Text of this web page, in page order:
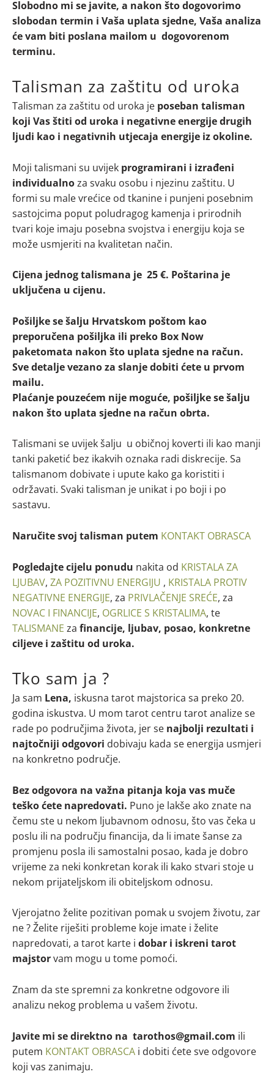
Slobodno mi se javite, a nakon što dogovorimo
slobodan termin i Vaša uplata sjedne, Vaša analiza
će vam biti poslana mailom u dogovorenom
terminu.
Talisman za zaštitu od uroka
Talisman za zaštitu od uroka je poseban talisman
koji Vas štiti od uroka i negativne energije drugih
ljudi kao i negativnih utjecaja energije iz okoline.
Moji talismani su uvijek programirani i izrađeni
individualnoza svaku osobu i njezinu zaštitu. U
formi su male vrećice od tkanine i punjeni posebnim
sastojcima poput poludragog kamenja i prirodnih
tvari koje imaju posebna svojstva i energiju koja se
može usmjeriti na kvalitetan način.
Cijena jednog talismana je 25 €. Poštarina je
uključena u cijenu.
Pošiljke se šalju Hrvatskom poštom kao
preporučena pošiljka ili preko Box Now
paketomata nakon što uplata sjedne na račun.
Sve detalje vezano za slanje dobiti ćete u prvom
mailu.
Plaćanje pouzećem nije moguće, pošiljke se šalju
nakon što uplata sjedne na račun obrta.
Talismani se uvijek šalju u običnoj koverti ili kao manji
tanki paketić bez ikakvih oznaka radi diskrecije. Sa
talismanom dobivate i upute kako ga koristiti i
održavati. Svaki talisman je unikat i po boji i po
sastavu.
Naručite svoj talisman putem KONTAKT OBRASCA
Pogledajte cijelu ponudu nakita od KRISTALA ZA
LJUBAV, ZA POZITIVNU ENERGIJU , KRISTALA PROTIV
NEGATIVNE ENERGIJE, za PRIVLAČENJE SREĆE, za
NOVAC I FINANCIJE, OGRLICE S KRISTALIMA, te
TALISMANE za financije, ljubav, posao, konkretne
ciljeve i zaštitu od uroka.
Tko sam ja ?
Ja sam Lena, iskusna tarot majstorica sa preko 20.
godina iskustva. U mom tarot centru tarot analize se
rade po područjima života, jer se najbolji rezultati i
najtočniji odgovori dobivaju kada se energija usmjeri
na konkretno područje.
Bez odgovora na važna pitanja koja vas muče
teško ćete napredovati. Puno je lakše ako znate na
čemu ste u nekom ljubavnom odnosu, što vas čeka u
poslu ili na području financija, da li imate šanse za
promjenu posla ili samostalni posao, kada je dobro
vrijeme za neki konkretan korak ili kako stvari stoje u
nekom prijateljskom ili obiteljskom odnosu.
Vjerojatno želite pozitivan pomak u svojem životu, zar
ne ? Želite riješiti probleme koje imate i želite
napredovati, a tarot karte i dobar i iskreni tarot
majstorvam mogu u tome pomoći.
Znam da ste spremni za konkretne odgovore ili
analizu nekog problema u vašem životu.
Javite mi se direktno na tarothos@gmail.com ili
putem KONTAKT OBRASCA i dobiti ćete sve odgovore
koji vas zanimaju.